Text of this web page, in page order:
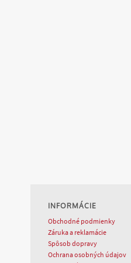
INFORMÁCIE
Obchodné podmienky
Záruka a reklamácie
Spôsob dopravy
Ochrana osobných údajov